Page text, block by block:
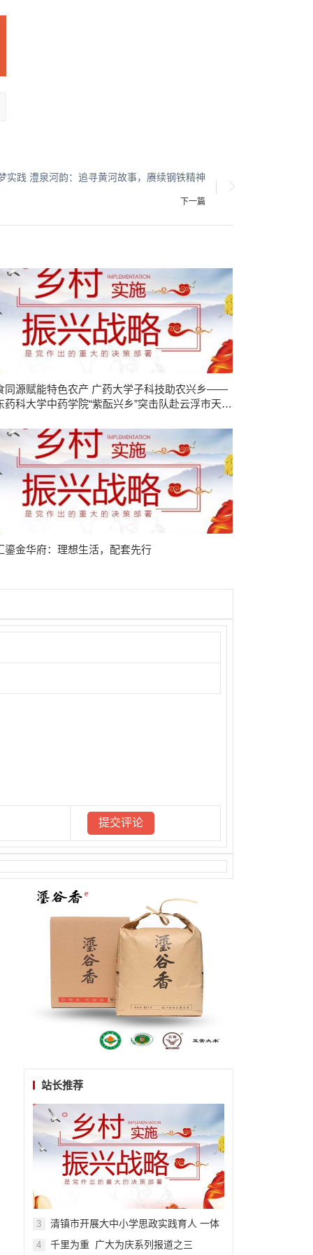
实践 澧泉河韵：追寻黄河故事，赓续钢铁精神
下一篇
同源赋能特色农产 广药大学子科技助农兴乡——
药科大学中药学院“紫酝兴乡”突击队赴云浮市天堂
鎏金华府：理想生活，配套先行
站长推荐
3
清镇市开展大中小学思政实践育人 一体
4 千里为重 广大为庆系列报道之三